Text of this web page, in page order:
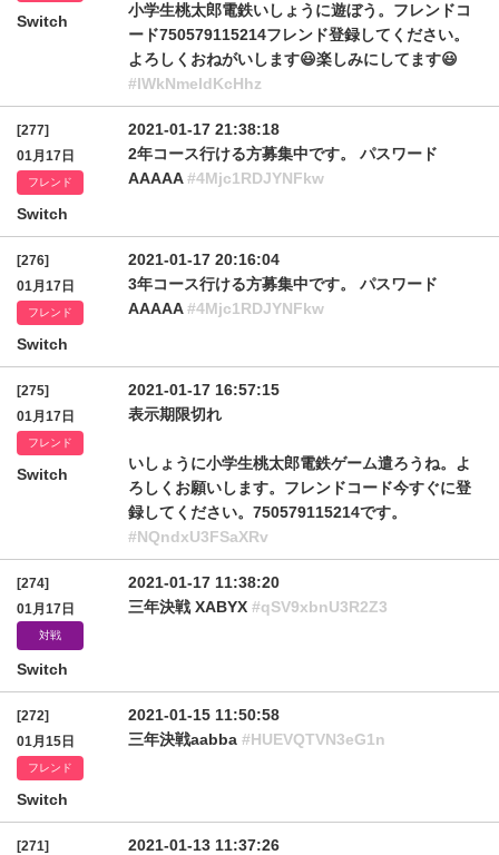
Switch
小学生桃太郎電鉄いしょうに遊ぼう。フレンドコ
ード750579115214フレンド登録してください。
よろしくおねがいします😃楽しみにしてます😃
#IWkNmeldKcHhz
[277]
01月17日
フレンド
Switch
2021-01-17 21:38:18
2年コース行ける方募集中です。 パスワード
AAAAA#4Mjc1RDJYNFkw
[276]
01月17日
フレンド
Switch
2021-01-17 20:16:04
3年コース行ける方募集中です。 パスワード
AAAAA#4Mjc1RDJYNFkw
[275]
01月17日
フレンド
Switch
2021-01-17 16:57:15
表示期限切れ
いしょうに小学生桃太郎電鉄ゲーム遣ろうね。よ
ろしくお願いします。フレンドコード今すぐに登
録してください。750579115214です。
#NQndxU3FSaXRv
[274]
01月17日
対戦
Switch
2021-01-17 11:38:20
三年決戦 XABYX #qSV9xbnU3R2Z3
[272]
01月15日
フレンド
Switch
2021-01-15 11:50:58
三年決戦aabba #HUEVQTVN3eG1n
[271]
2021-01-13 11:37:26